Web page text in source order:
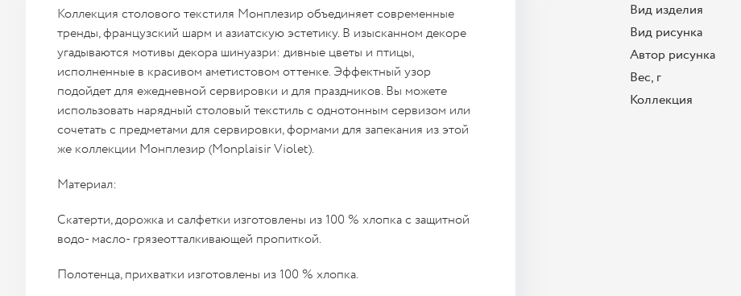
Коллекция столового текстиля Монплезир объединяет современные
тренды, французский шарм и азиатскую эстетику. В изысканном декоре
угадываются мотивы декора шинуазри: дивные цветы и птицы,
исполненные в красивом аметистовом оттенке. Эффектный узор
подойдет для ежедневной сервировки и для праздников. Вы можете
использовать нарядный столовый текстиль с однотонным сервизом или
сочетать с предметами для сервировки, формами для запекания из этой
же коллекции Монплезир (Monplaisir Violet).
Материал:
Скатерти, дорожка и салфетки изготовлены из 100 % хлопка с защитной
водо- масло- грязеотталкивающей пропиткой.
Полотенца, прихватки изготовлены из 100 % хлопка.
Вид изделия
Вид рисунка
Автор рисунка
Вес, г
Коллекция